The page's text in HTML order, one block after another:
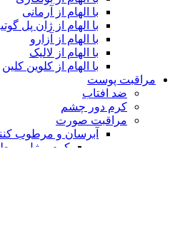
با الهام از آرمانی
با الهام از ژان پل
با الهام از آزارو
با الهام از لالیک
با الهام از کلوین کلین
مراقبت پوست
ضد افتاب
کرم دور چشم
مراقبت صورت
آبرسان و مرطوب
کرم و ژل